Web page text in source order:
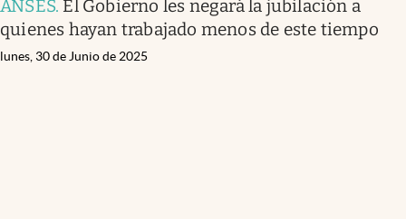
ANSES. El Gobierno les negará la jubilación a
quienes hayan trabajado menos de este tiempo
lunes, 30 de Junio de 2025